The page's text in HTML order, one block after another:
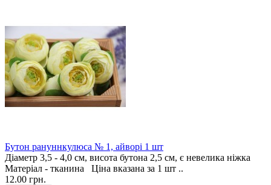
Бутон рануннкулюса № 1, айворi 1 шт
Діаметр 3,5 - 4,0 см, висота бутона 2,5 см, є невелика ніжка
Матеріал - тканина Ціна вказана за 1 шт ..
12.00 грн.